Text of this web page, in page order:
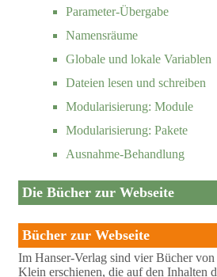
Parameter-Übergabe
Namensräume
Globale und lokale Variablen
Dateien lesen und schreiben
Modularisierung: Module
Modularisierung: Pakete
Ausnahme-Behandlung
Die Bücher zur Webseite
Bücher zur Webseite
Im Hanser-Verlag sind vier Bücher
Klein erschienen, die auf den Inhalten